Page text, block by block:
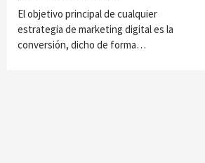
El objetivo principal de cualquier
estrategia de marketing digital es la
conversión, dicho de forma…